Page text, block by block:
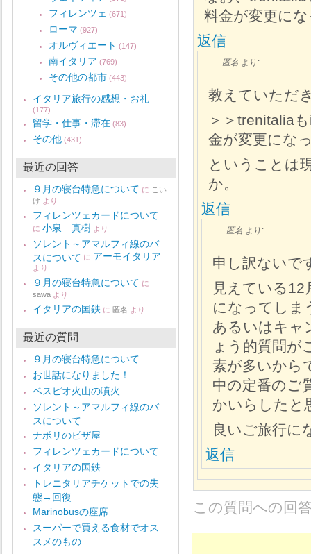
料金が変更に
返信
匿名 より:
教えていただ
＞＞trenitalia
金が変更にな
ということは
か。
返信
匿名 より:
申し訳ない
見えている12
になってしま
あるいはキャ
ょう的質問が
素が多いから
中の定番のご
かいらしたと
良いご旅行に
返信
この質問への回
フィレンツェ (671)
ローマ (927)
オルヴィエート (147)
南イタリア (769)
その他の都市 (443)
イタリア旅行の感想・お礼
(177)
留学・仕事・滞在 (83)
その他 (431)
最近の回答
９月の寝台特急について に こい
け より
フィレンツェカードについて
に 小泉 真樹 より
ソレント～アマルフィ線のバ
スについて に アーモイタリア
より
９月の寝台特急について に
sawa より
イタリアの国鉄 に 匿名 より
最近の質問
９月の寝台特急について
お世話になりました！
ベスピオ火山の噴火
ソレント～アマルフィ線のバ
スについて
ナポリのピザ屋
フィレンツェカードについて
イタリアの国鉄
トレニタリアチケットでの失
態→回復
Marinobusの座席
スーパーで買える食材でオス
スメのもの